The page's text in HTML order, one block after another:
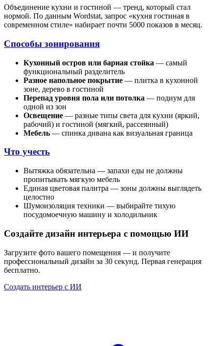
Объединение кухни и гостиной — тренд, который стал
нормой. По данным Wordstat, запрос «кухня гостиная в
современном стиле» набирает почти 5000 показов в месяц.
Способы зонирования
Кухонный остров или барная стойка — самый
функциональный разделитель
Разное напольное покрытие — плитка в кухонной
зоне, дерево в гостиной
Перепад уровня пола или потолка — подиум для
одной из зон
Освещение — разные типы света для кухни (яркий,
рабочий) и гостиной (мягкий, рассеянный)
Мебель — спинка дивана как визуальная граница
Что учесть
Вытяжка обязательна — запахи еды не должны
пропитывать мягкую мебель
Единая цветовая палитра — зоны должны выглядеть
целостно
Шумоизоляция техники — выбирайте тихую
посудомоечную машину и холодильник
Создайте дизайн интерьера с помощью ИИ
Загрузите фото вашего помещения — и получите
профессиональный дизайн за 30 секунд. Первая генерация
бесплатно.
Создать интерьер с ИИ